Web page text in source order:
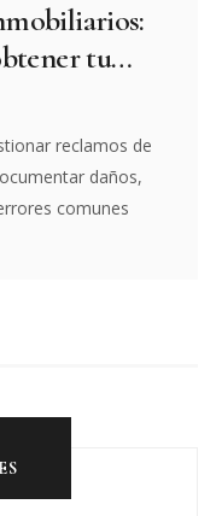
tu
reclamos de
daños,
comunes